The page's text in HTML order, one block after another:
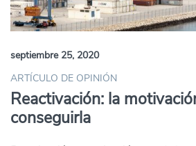
septiembre 25, 2020
ARTÍCULO DE OPINIÓN
Reactivación: la
conseguirla